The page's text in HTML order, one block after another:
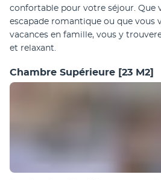
confortable pour votre séjour. Que
escapade romantique ou que vous
vacances en famille, vous y
et relaxant.
Chambre Supérieure [23 M2]